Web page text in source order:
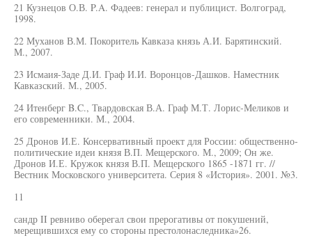
21 Кузнецов О.В. P.A. Фадеев: генерал и публицист. Волгоград,
1998.
22 Муханов В.М. Покоритель Кавказа князь А.И. Барятинский.
М., 2007.
23 Исмаия-Заде Д.И. Граф И.И. Воронцов-Дашков. Наместник
Кавказский. М., 2005.
24 Итенберг B.C., Твардовская В.А. Граф М.Т. Лорис-Меликов и
его современники. М., 2004.
25 Дронов И.Е. Консервативный проект для России: общественно-
политические идеи князя В.П. Мещерского. М., 2009; Он же.
Дронов И.Е. Кружок князя В.П. Мещерского 1865 -1871 гг. //
Вестник Московского университета. Серия 8 «История». 2001. №3.
11
сандр II ревниво оберегал свои прерогативы от покушений,
мерещившихся ему со стороны престолонаследника»26.